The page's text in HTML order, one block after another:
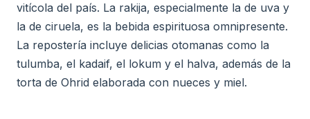
vitícola del país. La rakija, especialmente la de uva y
la de ciruela, es la bebida espirituosa omnipresente.
La repostería incluye delicias otomanas como la
tulumba, el kadaif, el lokum y el halva, además de la
torta de Ohrid elaborada con nueces y miel.